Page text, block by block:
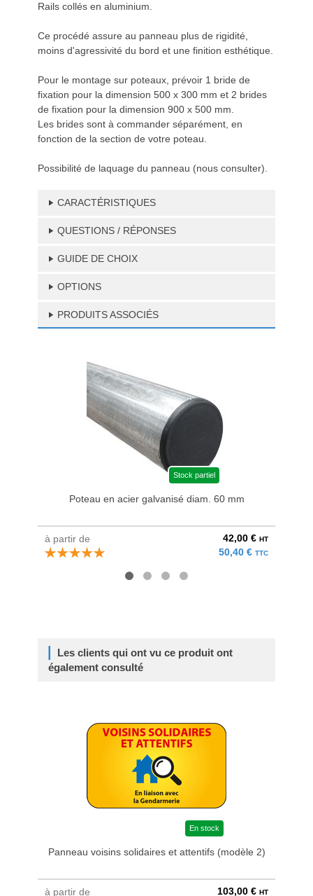
Rails collés en aluminium.
Ce procédé assure au panneau plus de rigidité,
moins d'agressivité du bord et une finition esthétique.
Pour le montage sur poteaux, prévoir 1 bride de
fixation pour la dimension 500 x 300 mm et 2 brides
de fixation pour la dimension 900 x 500 mm.
Les brides sont à commander séparément, en
fonction de la section de votre poteau.
Possibilité de laquage du panneau (nous consulter).
CARACTÉRISTIQUES
QUESTIONS / RÉPONSES
GUIDE DE CHOIX
OPTIONS
PRODUITS ASSOCIÉS
Stock partiel
Poteau en acier galvanisé diam. 60 mm
à partir de 42,00 € HT
50,40 € TTC
Les clients qui ont vu ce produit ont
également consulté
En stock
Panneau voisins solidaires et attentifs (modèle 2)
à partir de 103,00 € HT